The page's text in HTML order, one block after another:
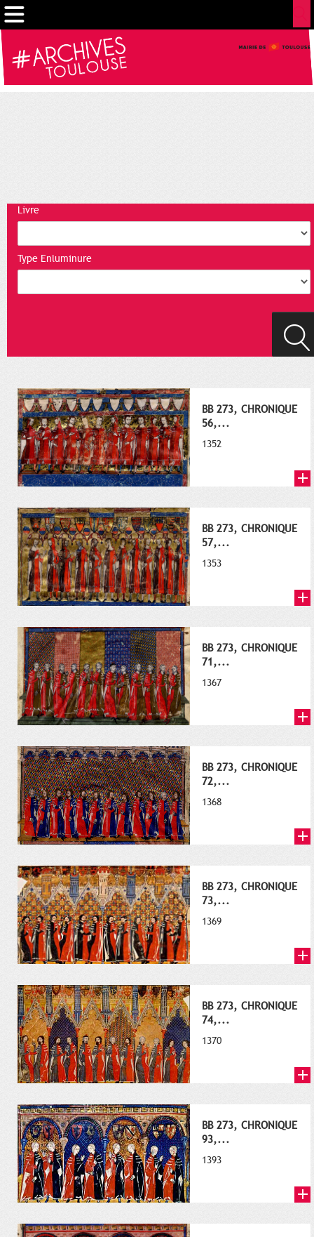
Livre
Type Enluminure
BB 273, CHRONIQUE
56,...
1352
BB 273, CHRONIQUE
57,...
1353
BB 273, CHRONIQUE
71,...
1367
BB 273, CHRONIQUE
72,...
1368
BB 273, CHRONIQUE
73,...
1369
BB 273, CHRONIQUE
74,...
1370
BB 273, CHRONIQUE
93,...
1393
Gestion de vos préférences sur les cookies